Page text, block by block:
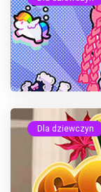
Dla dziewczyn